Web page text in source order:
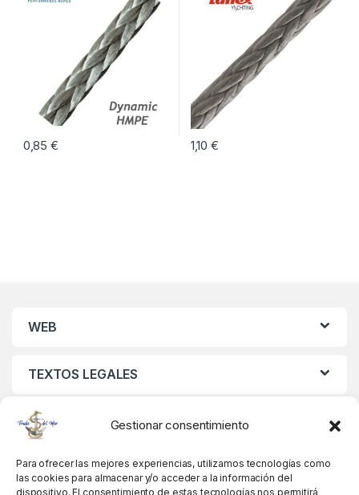
Gestionar consentimiento
Para ofrecer las mejores experiencias, utilizamos tecnologías como
las cookies para almacenar y/o acceder a la información del
dispositivo. El consentimiento de estas tecnologías nos permitirá
0,85€ 1,10€
WEB
TEXTOS LEGALES
MIS DATOS